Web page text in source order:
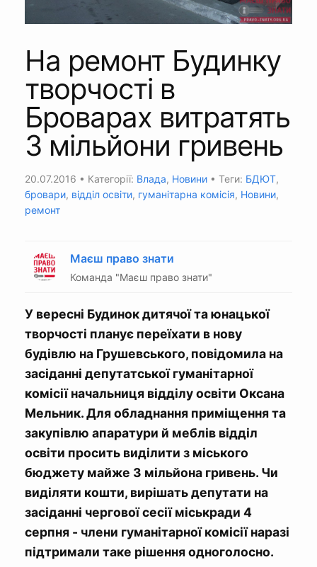
На ремонт Будинку
творчості в
Броварах витратять
3 мільйони гривень
20.07.2016 • Категорії: Влада, Новини • Теги: БДЮТ,
бровари, відділ освіти, гуманітарна комісія, Новини,
ремонт
Маєш право знати
Команда "Маєш право знати"
У вересні Будинок дитячої та юнацької
творчості планує переїхати в нову
будівлю на Грушевського, повідомила на
засіданні депутатської гуманітарної
комісії начальниця відділу освіти Оксана
Мельник. Для обладнання приміщення та
закупівлю апаратури й меблів відділ
освіти просить виділити з міського
бюджету майже 3 мільйона гривень. Чи
виділяти кошти, вирішать депутати на
засіданні чергової сесії міськради 4
серпня - члени гуманітарної комісії наразі
підтримали таке рішення одноголосно.